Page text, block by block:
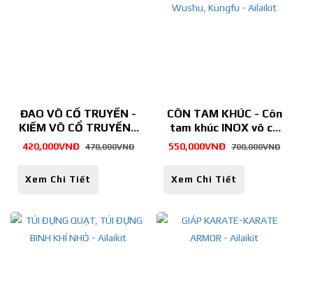
ĐAO VÕ CỔ TRUYỀN -
KIẾM VÕ CỔ TRUYỀN -
Ailaikit
420,000VNĐ 470,000VNĐ
Xem Chi Tiết
CÔN TAM KHÚC - Côn
tam khúc INOX võ cổ
truyền, Wushu, Kungfu
550,000VNĐ 700,000VNĐ
Xem Chi Tiết